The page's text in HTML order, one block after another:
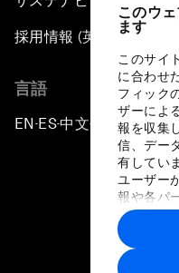
このウ
ます
このサイ
に合わせ
フィック
ザーによ
報を収集
信、デー
有してい
ユーザー
報や各パ
に収集さ
トナーに
す。
採用情報 (英語のみ)
言語
EN ▪ES▪中文▪ 日本語
プライバシ